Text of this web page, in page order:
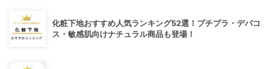
化粧下地おすすめ人気ランキング52選！プチプラ・デパコ
ス・敏感肌向けナチュラル商品も登場！